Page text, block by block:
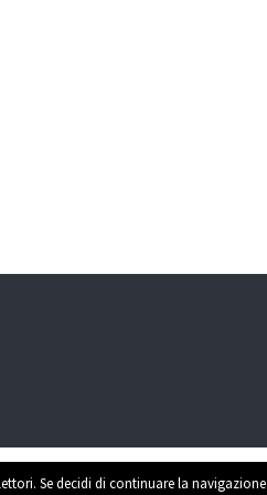
Se decidi di continuare la